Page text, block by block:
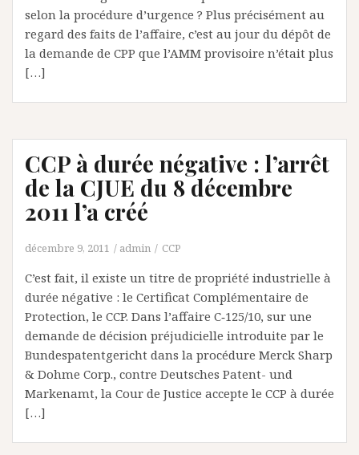
selon la procédure d’urgence ? Plus précisément au
regard des faits de l’affaire, c’est au jour du dépôt de
la demande de CPP que l’AMM provisoire n’était plus
[…]
CCP à durée négative : l’arrêt
de la CJUE du 8 décembre
2011 l’a créé
décembre 9, 2011 admin CCP
C’est fait, il existe un titre de propriété industrielle à
durée négative : le Certificat Complémentaire de
Protection, le CCP. Dans l’affaire C‑125/10, sur une
demande de décision préjudicielle introduite par le
Bundespatentgericht dans la procédure Merck Sharp
& Dohme Corp., contre Deutsches Patent- und
Markenamt, la Cour de Justice accepte le CCP à durée
[…]